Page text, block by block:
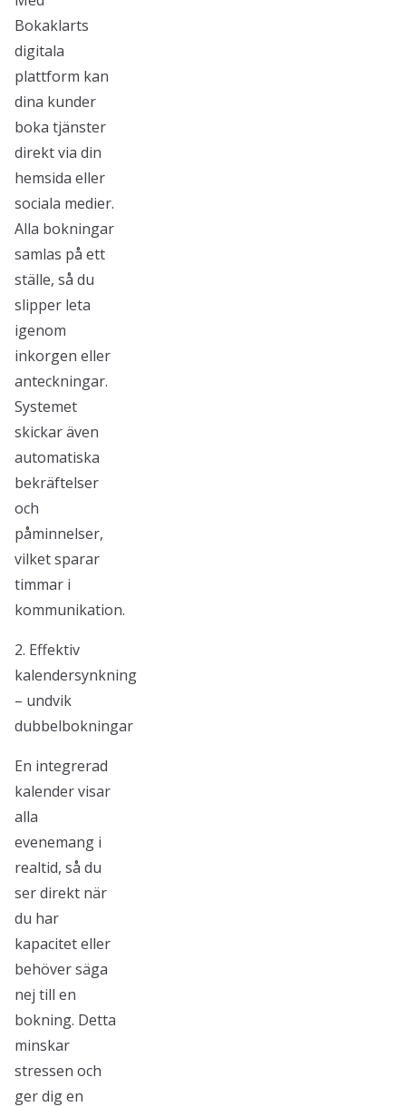
Bokaklarts
digitala
plattform kan
dina kunder
boka tjänster
direkt via din
hemsida eller
sociala medier.
Alla bokningar
samlas på ett
ställe, så du
slipper leta
igenom
inkorgen eller
anteckningar.
Systemet
skickar även
automatiska
bekräftelser
och
påminnelser,
vilket sparar
timmar i
kommunikation.
2. Effektiv
kalendersynkning
– undvik
dubbelbokningar
En integrerad
kalender visar
alla
evenemang i
realtid, så du
ser direkt när
du har
kapacitet eller
behöver säga
nej till en
bokning. Detta
minskar
stressen och
ger dig en